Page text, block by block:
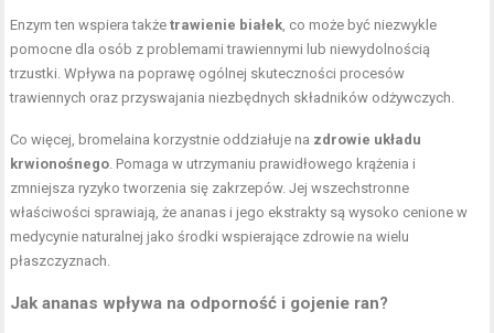
Enzym ten wspiera takżetrawienie białek , co może być niezwykle
pomocne dla osób z problemami trawiennymi lub niewydolnością
trzustki. Wpływa na poprawę ogólnej skuteczności procesów
trawiennych oraz przyswajania niezbędnych składników odżywczych.
Co więcej, bromelaina korzystnie oddziałuje na zdrowie układu
krwionośnego . Pomaga w utrzymaniu prawidłowego krążenia i
zmniejsza ryzyko tworzenia się zakrzepów. Jej wszechstronne
właściwości sprawiają, że ananas i jego ekstrakty są wysoko cenione w
medycynie naturalnej jako środki wspierające zdrowie na wielu
płaszczyznach.
Jak ananas wpływa na odporność i gojenie ran?